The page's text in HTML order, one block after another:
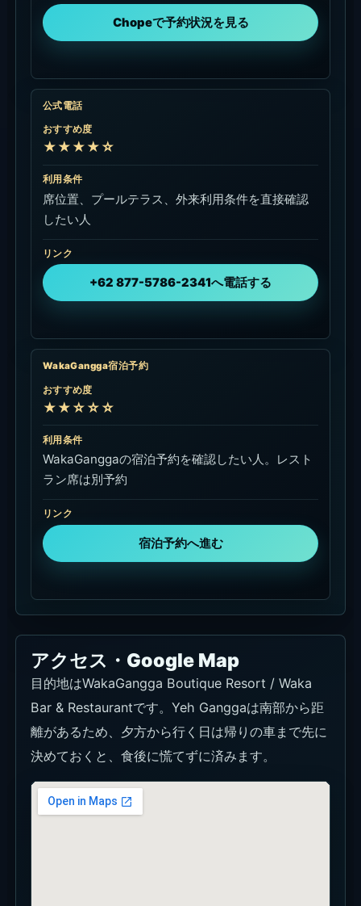
Chopeで予約状況を見る
公式電話
おすすめ度
★★★★☆
利用条件
席位置、プールテラス、外来利用条件を直接確認
したい人
リンク
+62 877-5786-2341へ電話する
WakaGangga宿泊予約
おすすめ度
★★☆☆☆
利用条件
WakaGanggaの宿泊予約を確認したい人。レスト
ラン席は別予約
リンク
宿泊予約へ進む
アクセス・Google Map
目的地はWakaGangga Boutique Resort / Waka
Bar & Restaurantです。Yeh Ganggaは南部から距
離があるため、夕方から行く日は帰りの車まで先に
決めておくと、食後に慌てずに済みます。